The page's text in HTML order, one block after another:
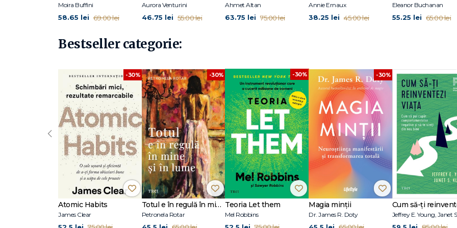
Moira Buffini
58.65 lei 69.00 lei
Aurora Venturini
46.75 lei 55.00 lei
Ahmet Altan
63.75 lei 75.00 lei
Annie Ernaux
38.25 lei 45.00 lei
Eleanor Buchanan
55.25 lei 65.00 lei
Bestseller categorie:
-30%
Atomic Habits
James Clear
-30%
Totul e în regulă în mine și în lume
Petronela Rotar
-30%
Teoria Let them
Mel Robbins
-30%
Magia minții
Dr. James R. Doty
‹